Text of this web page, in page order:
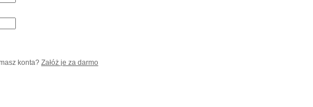
konta? Załóż je za darmo